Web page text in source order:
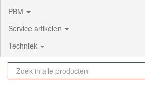
PBM
Service artikelen
Techniek